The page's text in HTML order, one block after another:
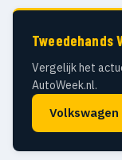
Tweedehands
Vergelijk het
AutoWeek.nl.